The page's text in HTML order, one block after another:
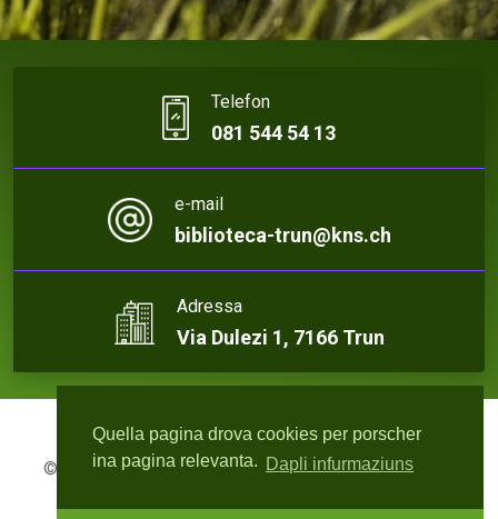
Quella pagina drova cookies per porscher
ina pagina relevanta. Dapli infurmaziuns
Telefon
081 544 54 13
e-mail
biblioteca-trun@kns.ch
Adressa
Via Dulezi 1, 7166 Trun
© 2026 Biblioteca Trun | Webdesign:rute4.ch - Roger